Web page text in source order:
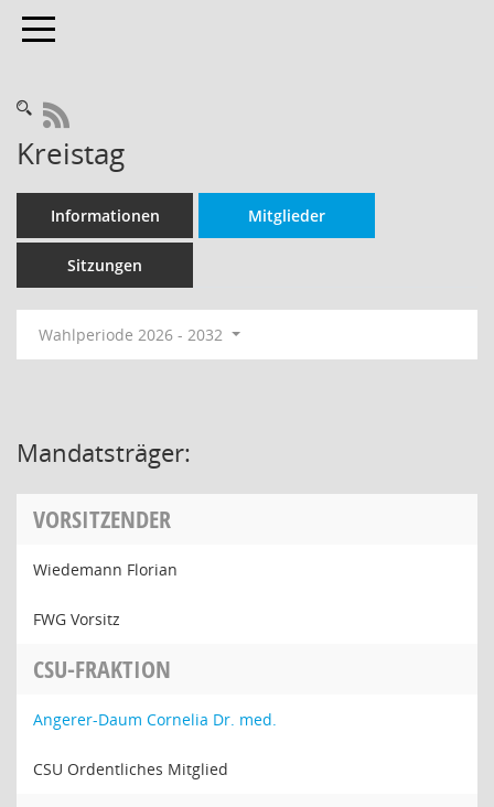
Toggle navigation
RSS-Feed
Kreistag
Informationen Mitglieder
Sitzungen
Wahlperiode 2026 - 2032
Mandatsträger:
VORSITZENDER
Wiedemann Florian
FWG Vorsitz
CSU-FRAKTION
Angerer-Daum Cornelia Dr. med.
CSU Ordentliches Mitglied